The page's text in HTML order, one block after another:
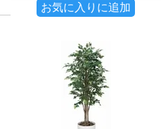
お気に入りに追加